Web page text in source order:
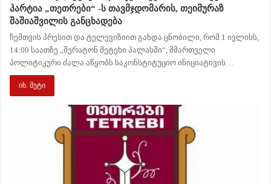
პარტია „თეთრები“ -ს თავმჯდომარის, თეიმურაზ
შაშიაშვილის განცხადება
ჩემთვის პრესით და ტელევიზიით გახდა ცნობილი, რომ 1 ივლისს,
14:00 საათზე „შერატონ მეტეხი პალასში“, მმართველი
პოლიტიკური ძალა აწყობს საკონსტიტუციო ინიციატივის…
იხ. მეტი